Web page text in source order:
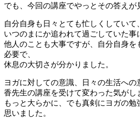
でも、今回の講座でやっとその答えが
自分自身も日々とても忙しくしていて、
いつのまにか追われて過ごしていた事
他人のことも大事ですが、自分自身を
必要で、
休息の大切さが分かりました。
ヨガに対しての意識、日々の生活への
香先生の講座を受けて変わった気がし
もっと大らかに、でも真剣にヨガの勉
思いました。